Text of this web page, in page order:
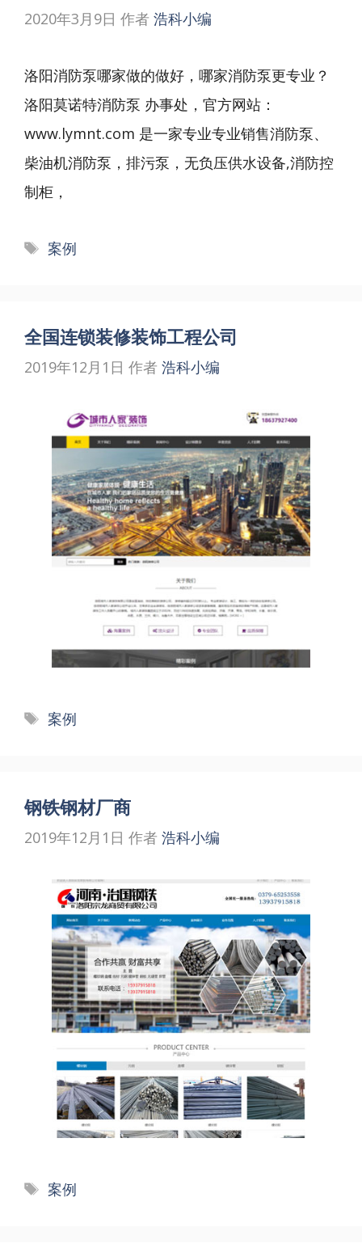
2020年3月9日 作者 浩科小编
洛阳消防泵哪家做的做好，哪家消防泵更专业？
洛阳莫诺特消防泵 办事处，官方网站：
www.lymnt.com 是一家专业专业销售消防泵、
柴油机消防泵，排污泵，无负压供水设备,消防控
制柜，
标
案例
全国连锁装修装饰工程公司
2019年12月1日 作者 浩科小编
标
案例
钢铁钢材厂商
2019年12月1日 作者 浩科小编
标
案例